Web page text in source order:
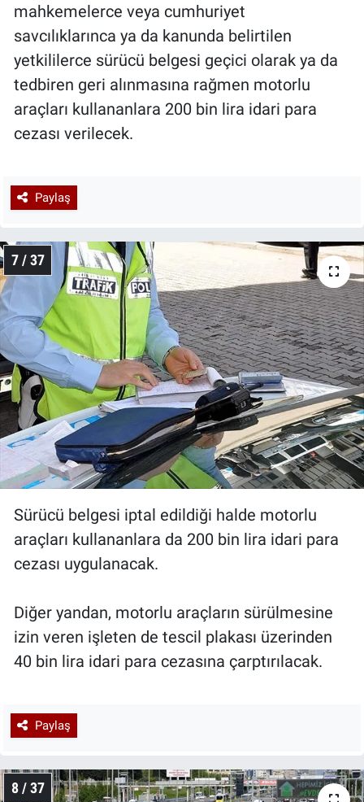
mahkemelerce veya cumhuriyet
savcılıklarınca ya da kanunda belirtilen
yetkililerce sürücü belgesi geçici olarak ya da
tedbiren geri alınmasına rağmen motorlu
araçları kullananlara 200 bin lira idari para
cezası verilecek.
Paylaş
7 / 37
Sürücü belgesi iptal edildiği halde motorlu
araçları kullananlara da 200 bin lira idari para
cezası uygulanacak.
Diğer yandan, motorlu araçların sürülmesine
izin veren işleten de tescil plakası üzerinden
40 bin lira idari para cezasına çarptırılacak.
Paylaş
8 / 37